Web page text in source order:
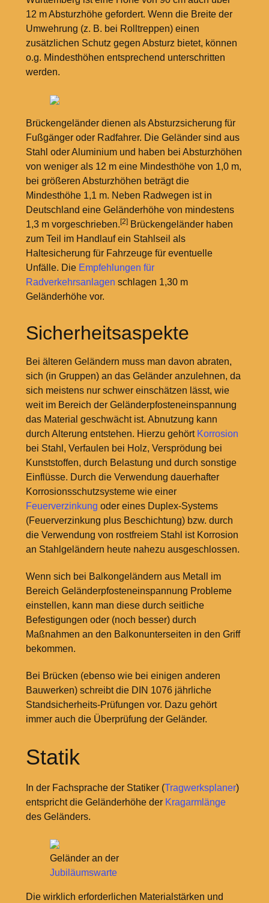
12 m Absturzhöhe gefordert. Wenn die Breite der
Umwehrung (z. B. bei Rolltreppen) einen
zusätzlichen Schutz gegen Absturz bietet, können
o.g. Mindesthöhen entsprechend unterschritten
werden.
Brückengeländer dienen als Absturzsicherung für
Fußgänger oder Radfahrer. Die Geländer sind aus
Stahl oder Aluminium und haben bei Absturzhöhen
von weniger als 12 m eine Mindesthöhe von 1,0 m,
bei größeren Absturzhöhen beträgt die
Mindesthöhe 1,1 m. Neben Radwegen ist in
Deutschland eine Geländerhöhe von mindestens
1,3 m vorgeschrieben. [2]Brückengeländer haben
zum Teil im Handlauf ein Stahlseil als
Haltesicherung für Fahrzeuge für eventuelle
Unfälle. Die Empfehlungen für
Radverkehrsanlagen schlagen 1,30 m
Geländerhöhe vor.
Sicherheitsaspekte
Bei älteren Geländern muss man davon abraten,
sich (in Gruppen) an das Geländer anzulehnen, da
sich meistens nur schwer einschätzen lässt, wie
weit im Bereich der Geländerpfosteneinspannung
das Material geschwächt ist. Abnutzung kann
durch Alterung entstehen. Hierzu gehört Korrosion
bei Stahl, Verfaulen bei Holz, Versprödung bei
Kunststoffen, durch Belastung und durch sonstige
Einflüsse. Durch die Verwendung dauerhafter
Korrosionsschutzsysteme wie einer
Feuerverzinkung oder eines Duplex-Systems
(Feuerverzinkung plus Beschichtung) bzw. durch
die Verwendung von rostfreiem Stahl ist Korrosion
an Stahlgeländern heute nahezu ausgeschlossen.
Wenn sich bei Balkongeländern aus Metall im
Bereich Geländerpfosteneinspannung Probleme
einstellen, kann man diese durch seitliche
Befestigungen oder (noch besser) durch
Maßnahmen an den Balkonunterseiten in den Griff
bekommen.
Bei Brücken (ebenso wie bei einigen anderen
Bauwerken) schreibt die DIN 1076 jährliche
Standsicherheits-Prüfungen vor. Dazu gehört
immer auch die Überprüfung der Geländer.
Statik
In der Fachsprache der Statiker (Tragwerksplaner)
entspricht die Geländerhöhe der Kragarmlänge
des Geländers.
Geländer an der
Jubiläumswarte
Die wirklich erforderlichen Materialstärken und